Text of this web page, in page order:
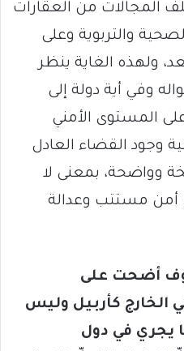
المجالات من العقارات
والتربوية وعلى
ولهذه الغاية ينظر
وفي أية دولة إلى
المستوى الأمني
وجود القضاء العادل
وواضحة، بمعنى لا
أمن مستتب وعدالة
أضحت على
الخارج كأربيل وليس
يجري في دول